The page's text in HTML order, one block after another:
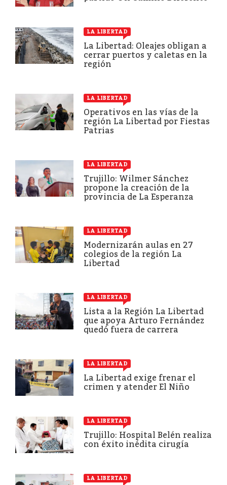
LA LIBERTAD
La Libertad: Oleajes obligan a
cerrar puertos y caletas en la
región
LA LIBERTAD
Operativos en las vías de la
región La Libertad por Fiestas
Patrias
LA LIBERTAD
Trujillo: Wilmer Sánchez
propone la creación de la
provincia de La Esperanza
LA LIBERTAD
Modernizarán aulas en 27
colegios de la región La
Libertad
LA LIBERTAD
Lista a la Región La Libertad
que apoya Arturo Fernández
quedó fuera de carrera
LA LIBERTAD
La Libertad exige frenar el
crimen y atender El Niño
LA LIBERTAD
Trujillo: Hospital Belén realiza
con éxito inédita cirugía
LA LIBERTAD